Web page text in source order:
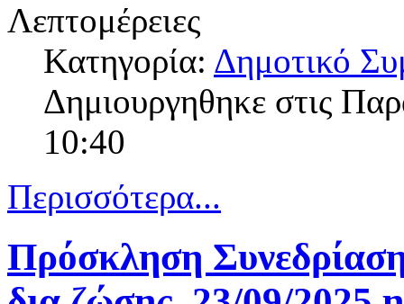
Λεπτομέρειες
Κατηγορία: Δημοτικό
Δημιουργηθηκε στις
10:40
Περισσότερα...
Πρόσκληση